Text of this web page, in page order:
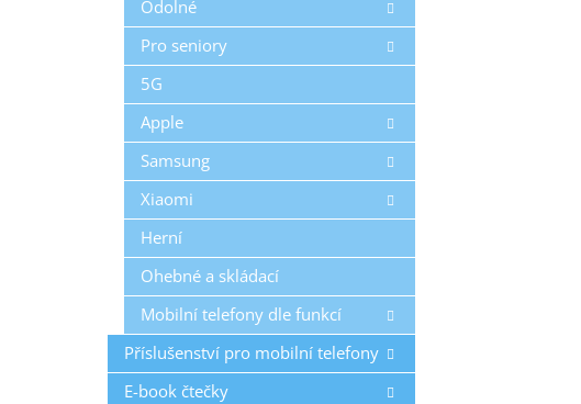
Odolné
Pro seniory
5G
Apple
Samsung
Xiaomi
Herní
Ohebné a skládací
Mobilní telefony dle funkcí
Příslušenství pro mobilní telefony
E-book čtečky